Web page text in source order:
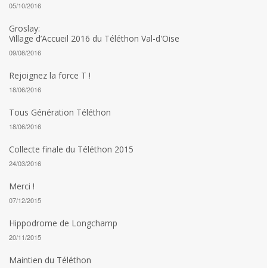
05/10/2016
Groslay:
Village d’Accueil 2016 du Téléthon Val-d'Oise
09/08/2016
Rejoignez la force T !
18/06/2016
Tous Génération Téléthon
18/06/2016
Collecte finale du Téléthon 2015
24/03/2016
Merci !
07/12/2015
Hippodrome de Longchamp
20/11/2015
Maintien du Téléthon